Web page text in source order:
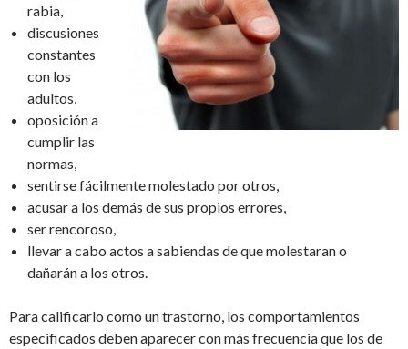
rabia,
discusiones
constantes
con los
adultos,
oposición a
cumplir las
normas,
sentirse fácilmente molestado por otros,
acusar a los demás de sus propios errores,
ser rencoroso,
llevar a cabo actos a sabiendas de que molestaran o
dañarán a los otros.
Para calificarlo como un trastorno, los comportamientos
especificados deben aparecer con más frecuencia que los de